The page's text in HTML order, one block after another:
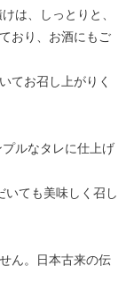
は、しっとりと、
おり、お酒にもご
てお召し上がりく
ルなタレに仕上げ
いても美味しく召し
ん。日本古来の伝